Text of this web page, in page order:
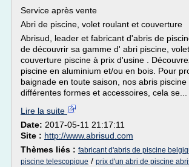
Service après vente
Abri de piscine, volet roulant et couverture
Abrisud, leader et fabricant d'abris de
de découvrir sa gamme d' abri piscine,
couverture piscine à prix d'usine .
piscine en aluminium et/ou en bois. Pour
baignade en toute saison, nos abris
différentes formes et accessoires, cela se...
Lire la suite
Date: 2017-05-11 21:17:11
Site : http://www.abrisud.com
Thèmes liés : fabricant d'abris de piscine
piscine telescopique / prix d'un abri de piscine